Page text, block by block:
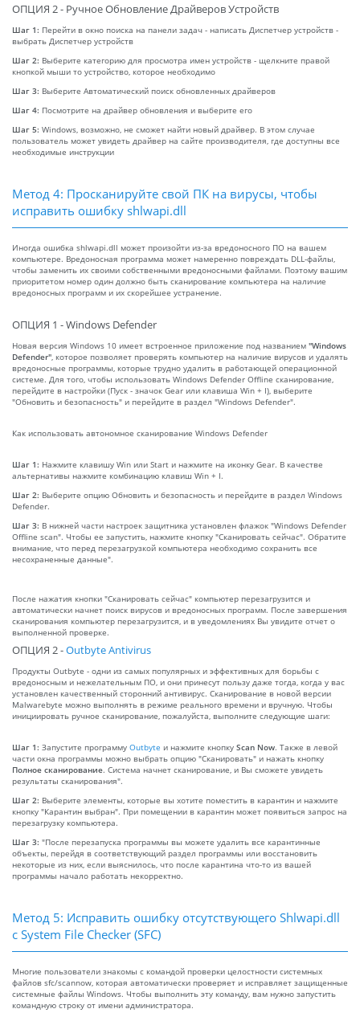
ОПЦИЯ 2 - Ручное Обновление Драйверов Устройств
Шаг 1: Перейти в окно поиска на панели задач - написать Диспетчер устройств -
выбрать Диспетчер устройств
Шаг 2: Выберите категорию для просмотра имен устройств - щелкните правой
кнопкой мыши то устройство, которое необходимо
Шаг 3: Выберите Автоматический поиск обновленных драйверов
Шаг 4: Посмотрите на драйвер обновления и выберите его
Шаг 5: Windows, возможно, не сможет найти новый драйвер. В этом случае
пользователь может увидеть драйвер на сайте производителя, где доступны все
необходимые инструкции
Метод 4: Просканируйте свой ПК на вирусы, чтобы
исправить ошибку shlwapi.dll
Иногда ошибка shlwapi.dll может произойти из-за вредоносного ПО на вашем
компьютере. Вредоносная программа может намеренно повреждать DLL-файлы,
чтобы заменить их своими собственными вредоносными файлами. Поэтому вашим
приоритетом номер один должно быть сканирование компьютера на наличие
вредоносных программ и их скорейшее устранение.
ОПЦИЯ 1 - Windows Defender
Новая версия Windows 10 имеет встроенное приложение под названием "Windows
Defender" , которое позволяет проверять компьютер на наличие вирусов и удалять
вредоносные программы, которые трудно удалить в работающей операционной
системе. Для того, чтобы использовать Windows Defender Offline сканирование,
перейдите в настройки (Пуск - значок Gear или клавиша Win + I), выберите
"Обновить и безопасность" и перейдите в раздел "Windows Defender".
Как использовать автономное сканирование Windows Defender
Шаг 1: Нажмите клавишу Win или Start и нажмите на иконку Gear. В качестве
альтернативы нажмите комбинацию клавиш Win + I.
Шаг 2: Выберите опцию Обновить и безопасность и перейдите в раздел Windows
Defender.
Шаг 3: В нижней части настроек защитника установлен флажок "Windows Defender
Offline scan". Чтобы ее запустить, нажмите кнопку "Сканировать сейчас". Обратите
внимание, что перед перезагрузкой компьютера необходимо сохранить все
несохраненные данные".
После нажатия кнопки "Сканировать сейчас" компьютер перезагрузится и
автоматически начнет поиск вирусов и вредоносных программ. После завершения
сканирования компьютер перезагрузится, и в уведомлениях Вы увидите отчет о
выполненной проверке.
ОПЦИЯ 2 -Outbyte Antivirus
Продукты Outbyte - одни из самых популярных и эффективных для борьбы с
вредоносным и нежелательным ПО, и они принесут пользу даже тогда, когда у вас
установлен качественный сторонний антивирус. Сканирование в новой версии
Malwarebyte можно выполнять в режиме реального времени и вручную. Чтобы
инициировать ручное сканирование, пожалуйста, выполните следующие шаги:
Шаг 1: Запустите программу Outbyte и нажмите кнопку Scan Now. Также в левой
части окна программы можно выбрать опцию "Сканировать" и нажать кнопку
Полное сканирование. Система начнет сканирование, и Вы сможете увидеть
результаты сканирования".
Шаг 2: Выберите элементы, которые вы хотите поместить в карантин и нажмите
кнопку "Карантин выбран". При помещении в карантин может появиться запрос на
перезагрузку компьютера.
Шаг 3: "После перезапуска программы вы можете удалить все карантинные
объекты, перейдя в соответствующий раздел программы или восстановить
некоторые из них, если выяснилось, что после карантина что-то из вашей
программы начало работать некорректно.
Метод 5: Исправить ошибку отсутствующего Shlwapi.dll
с System File Checker (SFC)
Многие пользователи знакомы с командой проверки целостности системных
файлов sfc/scannow, которая автоматически проверяет и исправляет защищенные
системные файлы Windows. Чтобы выполнить эту команду, вам нужно запустить
командную строку от имени администратора.